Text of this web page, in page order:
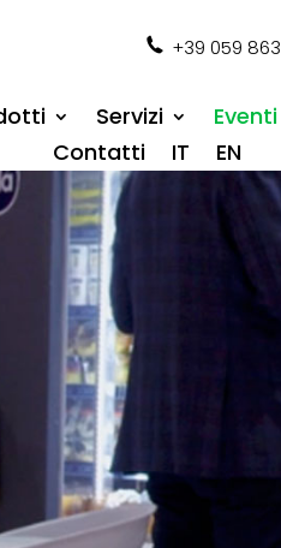
+39 059
Servizi Eventi
Contatti
IT EN